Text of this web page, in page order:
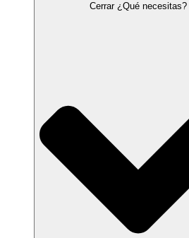
Cerrar ¿Qué necesitas?